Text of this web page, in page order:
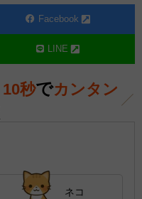
Facebook
LINE
10秒でカンタン
ネコ